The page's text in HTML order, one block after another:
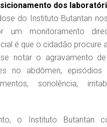
dos
do Instituto Butantan
um monitoramento
é que o cidadão procure
notar o agravamento
no abdômen, episódios
sonolência,
o Instituto Butantan